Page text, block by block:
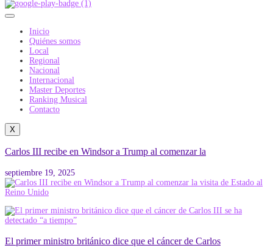
Inicio
Quiénes somos
Local
Regional
Nacional
Internacional
Master Deportes
Ranking Musical
Contacto
X
Carlos III recibe en Windsor a Trump al comenzar la
septiembre 19, 2025
El primer ministro británico dice que el cáncer de Carlos